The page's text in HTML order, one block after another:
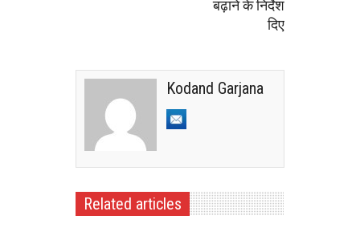
बढ़ाने के निर्देश
दिए
Kodand Garjana
Related articles